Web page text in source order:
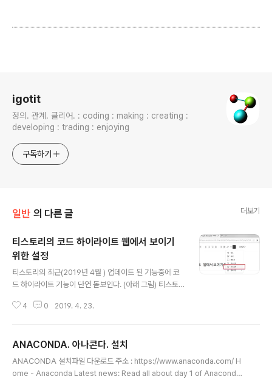
igotit
정의. 관계. 클리어. : coding : making : creating :
developing : trading : enjoying
구독하기
일반 의 다른 글 더보기
티스토리의 코드 하이라이트 웹에서 보이기
위한 설정
티스토리의 최근(2019년 4월 ) 업데이트 된 기능중에 코
드 하이라이트 기능이 단연 돋보인다. (아래 그림) 티스토
정상적으로코드 문법 하이라이트 되어 표현되나, 이를 웹
하려면 https://highlightjs.org/static/demo/ 에서 보
이는 Styles 선택하여 마음에 드는 스타일 이름이 VS 20
15 라면 상기 코드의 첫번째 줄을 아래처럼 기록하면된다.
4 0 2019. 4. 23.
ANACONDA. 아나콘다. 설치
ANACONDA 설치파일 다운로드 주소 : https://www.anaconda.com/ H
ome - Anaconda Latest news: Read all about day 1 of Anaconda